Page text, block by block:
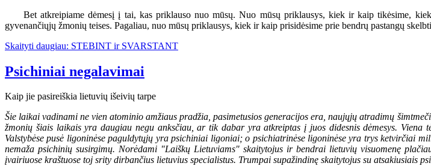
Bet atkreipiame dėmesį į tai, kas priklauso nuo mūsų. Nuo mūsų priklausys, kiek ir kaip tikėsime,
gyvenančiųjų žmonių teises. Pagaliau, nuo mūsų priklausys, kiek ir kaip prisidėsime prie bendrų pastangų
Skaityti daugiau: STEBINT ir SVARSTANT
Psichiniai negalavimai
Kaip jie pasireiškia lietuvių išeivių tarpe
Šie laikai vadinami ne vien atominio amžiaus pradžia, pasimetusios generacijos era, naujųjų atradimų
žmonių šiais laikais yra daugiau negu anksčiau, ar tik dabar yra atkreiptas į juos didesnis dėmesys.
Valstybėse pusė ligoninėse paguldytųjų yra psichiniai ligoniai; o psichiatrinėse ligoninėse yra trys
nemaža psichinių susirgimų. Norėdami "Laiškų Lietuviams" skaitytojus ir bendrai lietuvių visuomenę
įvairiuose kraštuose toj srity dirbančius lietuvius specialistus. Trumpai supažindinę skaitytojus su atsakiusiais